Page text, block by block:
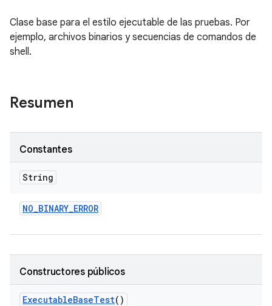
Clase base para el estilo ejecutable de las pruebas. Por
ejemplo, archivos binarios y secuencias de comandos de
shell.
Resumen
Constantes
String
NO_BINARY_ERROR
Constructores públicos
ExecutableBaseTest()